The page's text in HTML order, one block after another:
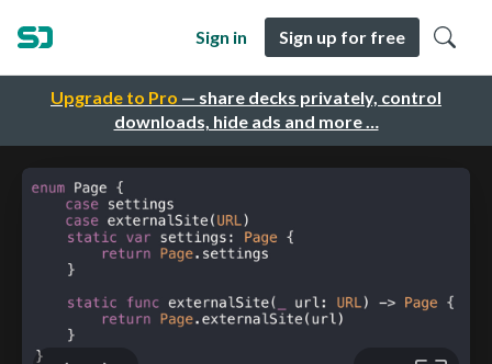
Upgrade to Pro — share decks privately, control
downloads, hide ads and more …
Sign in Sign up for free